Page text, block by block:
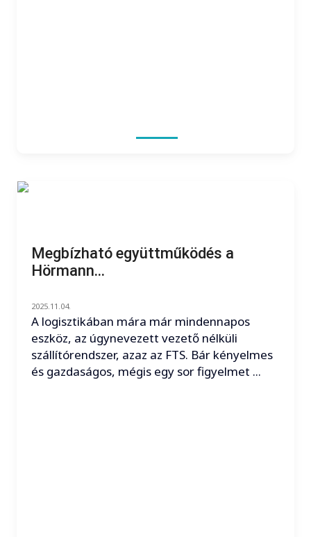
Megbízható együttműködés a
Hörmann...
2025.11.04.
A logisztikában mára már mindennapos
eszköz, az úgynevezett vezető nélküli
szállítórendszer, azaz az FTS. Bár kényelmes
és gazdaságos, mégis egy sor figyelmet ...